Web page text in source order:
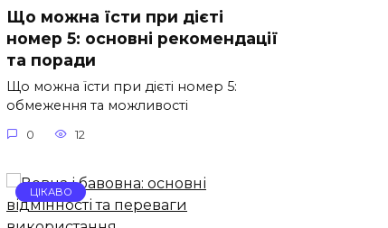
Що можна їсти при дієті
номер 5: основні рекомендації
та поради
Що можна їсти при дієті номер 5:
обмеження та можливості
0 12
ЦІКАВО